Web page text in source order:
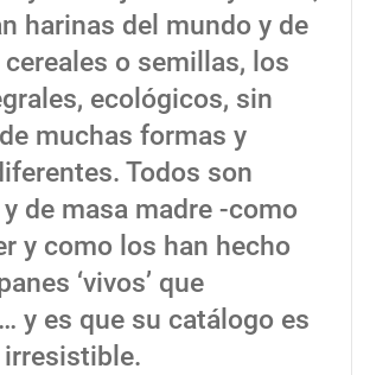
harinas del mundo y de
o semillas, los
ecológicos, sin
muchas formas y
Todos son
de masa madre -como
y como los han hecho
‘vivos’ que
y es que su catálogo es